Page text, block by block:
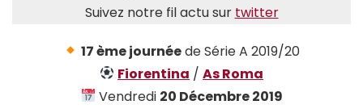
Suivez notre fil actu sur twitter
17 ème journéede Série A 2019/20
Fiorentina /As Roma
Vendredi 20 Décembre 2019